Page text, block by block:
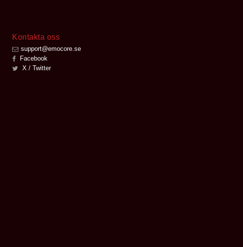
Kontakta oss
support@emocore.se
Facebook
X / Twitter